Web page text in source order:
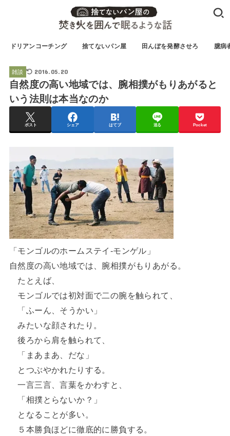
ドリアンコーチング 捨てないパン屋 田んぼを発酵させろ 臆病
雑談 2016.05.20
自然度の高い地域では、腕相撲がもりあがると
いう法則は本当なのか
ポスト シェア はてブ 送る Pocket
「モンゴルのホームステイ-モンゲル」
自然度の高い地域では、腕相撲がもりあがる。
たとえば、
モンゴルでは初対面で二の腕を触られて、
「ふーん、そうかい」
みたいな顔されたり。
後ろから肩を触られて、
「まあまあ、だな」
とつぶやかれたりする。
一言三言、言葉をかわすと、
「相撲とらないか？」
となることが多い。
５本勝負ほどに徹底的に勝負する。